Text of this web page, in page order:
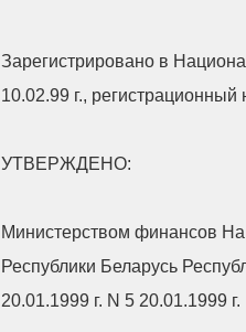
Зарегистрировано в
10.02.99 г.,
УТВЕРЖДЕНО:
Министерством финансов
Республики Беларусь
20.01.1999 г. N 5 20.01.1999